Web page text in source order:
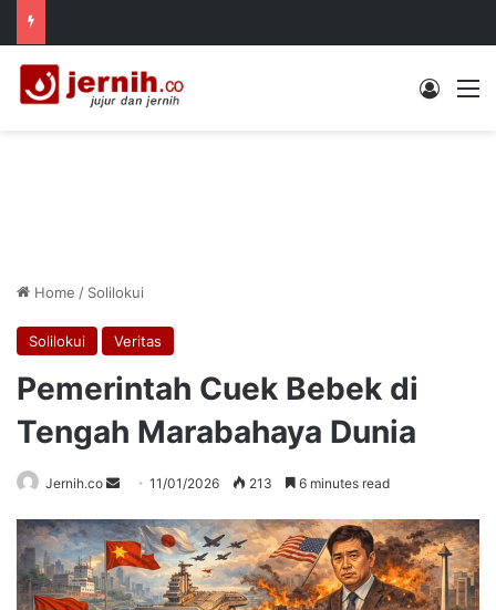
Log In
Home / Solilokui
Solilokui Veritas
Pemerintah Cuek Bebek di
Tengah Marabahaya Dunia
Jernih.co
Send
email
11/01/2026 213 6 minutes read